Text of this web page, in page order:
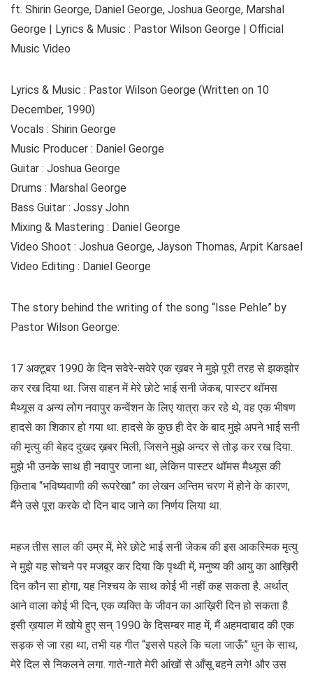
ft. Shirin George, Daniel George, Joshua George, Marshal
George | Lyrics & Music : Pastor Wilson George | Official
Music Video
Lyrics & Music : Pastor Wilson George (Written on 10
December, 1990)
Vocals : Shirin George
Music Producer : Daniel George
Guitar : Joshua George
Drums : Marshal George
Bass Guitar : Jossy John
Mixing & Mastering : Daniel George
Video Shoot : Joshua George, Jayson Thomas, Arpit Karsael
Video Editing : Daniel George
The story behind the writing of the song “Isse Pehle” by
Pastor Wilson George:
17 अक्टूबर 1990 के दिन सवेरे-सवेरे एक ख़बर ने मुझे पूरी तरह से झकझोर
कर रख दिया था. जिस वाहन में मेरे छोटे भाई सनी जेकब, पास्टर थॉमस
मैथ्यूस व अन्य लोग नवापुर कन्वेंशन के लिए यात्रा कर रहे थे, वह एक भीषण
हादसे का शिकार हो गया था. हादसे के कुछ ही देर के बाद मुझे अपने भाई सनी
की मृत्यु की बेहद दुखद ख़बर मिली, जिसने मुझे अन्दर से तोड़ कर रख दिया.
मुझे भी उनके साथ ही नवापुर जाना था, लेकिन पास्टर थॉमस मैथ्यूस की
क़िताब “भविष्यवाणी की रूपरेखा” का लेखन अन्तिम चरण में होने के कारण,
मैंने उसे पूरा करके दो दिन बाद जाने का निर्णय लिया था.
महज तीस साल की उम्र में, मेरे छोटे भाई सनी जेकब की इस आकस्मिक मृत्यु
ने मुझे यह सोचने पर मजबूर कर दिया कि पृथ्वी में, मनुष्य की आयु का आख़िरी
दिन कौन सा होगा, यह निश्चय के साथ कोई भी नहीं कह सकता है. अर्थात्
आने वाला कोई भी दिन, एक व्यक्ति के जीवन का आख़िरी दिन हो सकता है.
इसी ख़याल में खोये हुए सन् 1990 के दिसम्बर माह में, मैं अहमदाबाद की एक
सड़क से जा रहा था, तभी यह गीत “इससे पहले कि चला जाऊँ” धुन के साथ,
मेरे दिल से निकलने लगा. गाते-गाते मेरी आंखों से आँसू बहने लगे! और उस